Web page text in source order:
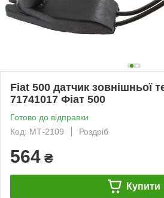
Fiat 500 датчик зовнішньої
71741017 Фіат 500
Готово до відправки
Код: МТ-2109
Роздріб
564 ₴
Купити